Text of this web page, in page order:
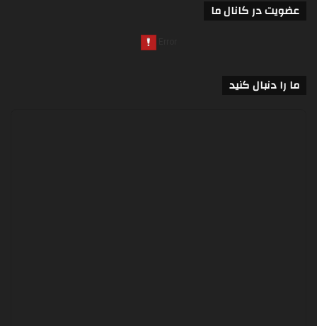
عضویت در کانال ما
ما را دنبال کنید